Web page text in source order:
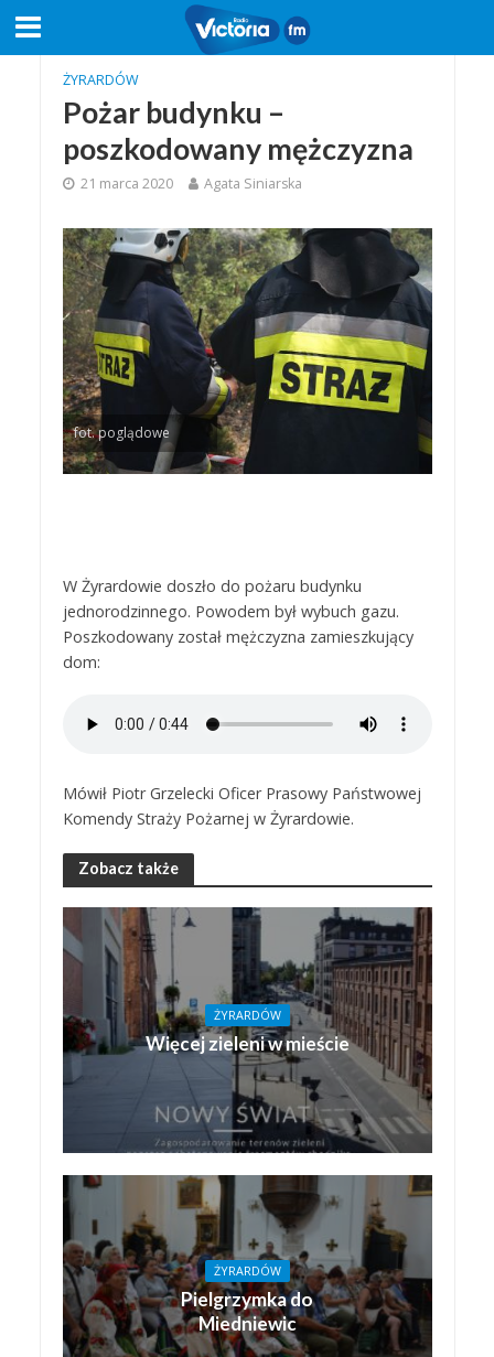
ŻYRARDÓW
Pożar budynku –
poszkodowany mężczyzna
21 marca 2020 Agata Siniarska
fot. poglądowe
W Żyrardowie doszło do pożaru budynku
jednorodzinnego. Powodem był wybuch gazu.
Poszkodowany został mężczyzna zamieszkujący
dom:
Mówił Piotr Grzelecki Oficer Prasowy Państwowej
Komendy Straży Pożarnej w Żyrardowie.
Zobacz także
ŻYRARDÓW
Więcej zieleni w mieście
ŻYRARDÓW
Pielgrzymka do
Miedniewic